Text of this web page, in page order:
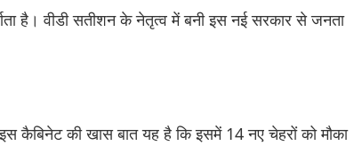
है। वीडी सतीशन के नेतृत्व में बनी इस नई सरकार से जनता
कैबिनेट की खास बात यह है कि इसमें 14 नए चेहरों को मौका